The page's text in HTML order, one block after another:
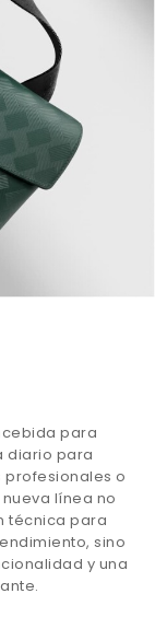
para
diario para
o
línea no
técnica para
sino
y una